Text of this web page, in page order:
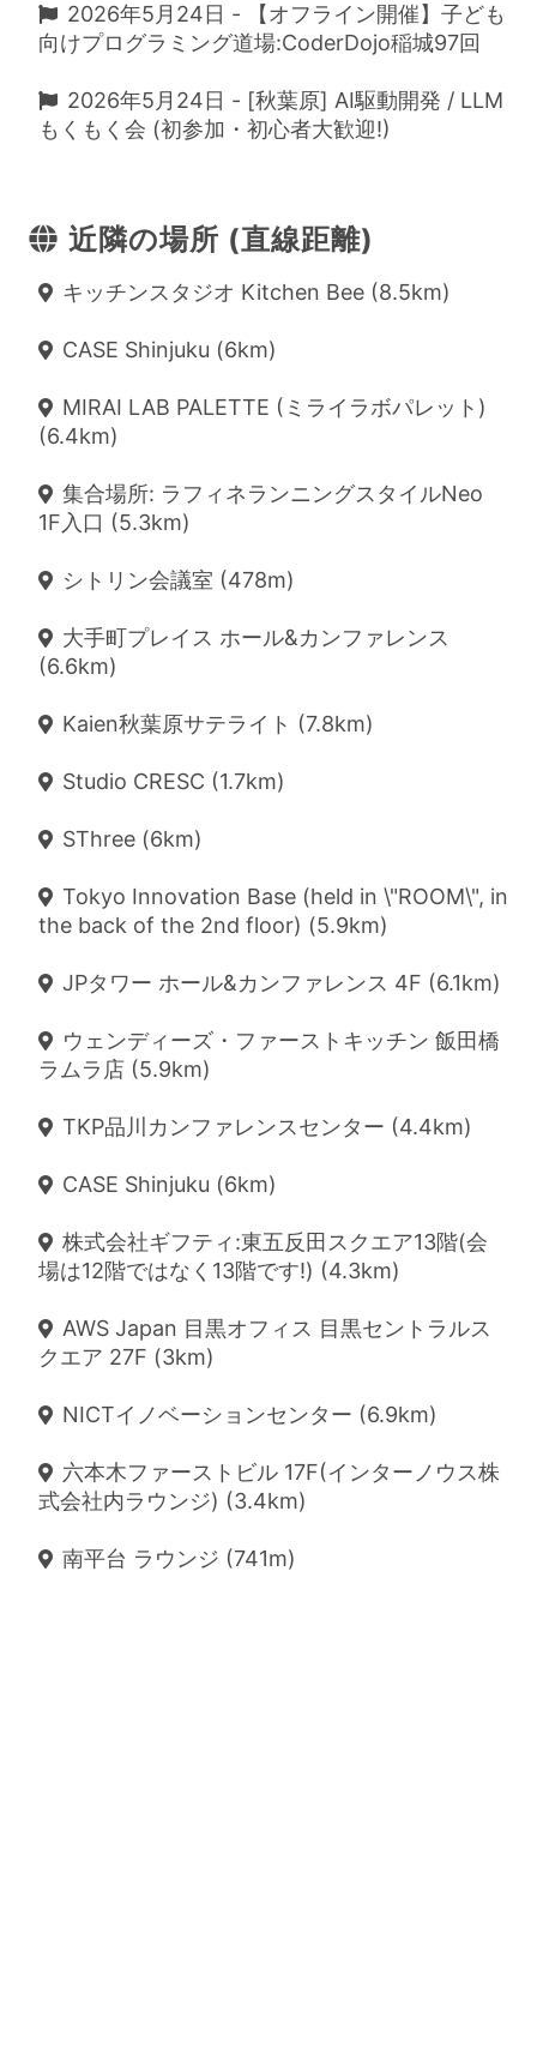
2026年5月24日 - 【オフライン開催】子ども
向けプログラミング道場:CoderDojo稲城97回
2026年5月24日 - [秋葉原] AI駆動開発 / LLM
もくもく会 (初参加・初心者大歓迎!)
近隣の場所 (直線距離)
キッチンスタジオ Kitchen Bee (8.5km)
CASE Shinjuku (6km)
MIRAI LAB PALETTE (ミライラボパレット)
(6.4km)
集合場所: ラフィネランニングスタイルNeo
1F入口 (5.3km)
シトリン会議室 (478m)
大手町プレイス ホール&カンファレンス
(6.6km)
Kaien秋葉原サテライト (7.8km)
Studio CRESC (1.7km)
SThree (6km)
Tokyo Innovation Base (held in \"ROOM\", in
the back of the 2nd floor) (5.9km)
JPタワー ホール&カンファレンス 4F (6.1km)
ウェンディーズ・ファーストキッチン 飯田橋
ラムラ店 (5.9km)
TKP品川カンファレンスセンター (4.4km)
CASE Shinjuku (6km)
株式会社ギフティ:東五反田スクエア13階(会
場は12階ではなく13階です!) (4.3km)
AWS Japan 目黒オフィス 目黒セントラルス
クエア 27F (3km)
NICTイノベーションセンター (6.9km)
六本木ファーストビル 17F(インターノウス株
式会社内ラウンジ) (3.4km)
南平台 ラウンジ (741m)